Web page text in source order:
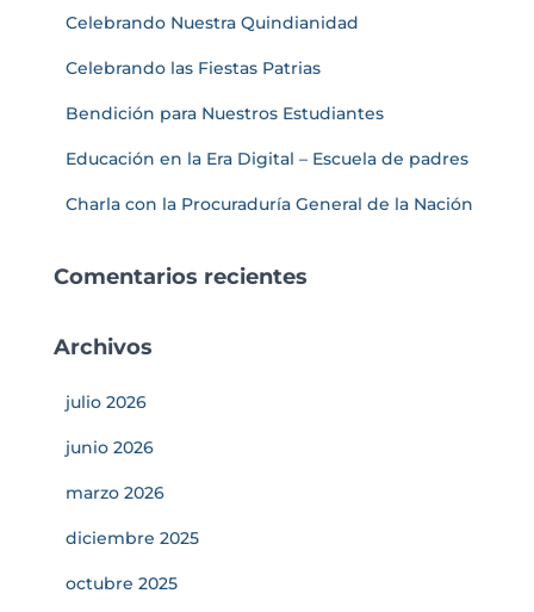
Celebrando Nuestra Quindianidad
Celebrando las Fiestas Patrias
Bendición para Nuestros Estudiantes
Educación en la Era Digital – Escuela de padres
Charla con la Procuraduría General de la Nación
Comentarios recientes
Archivos
julio 2026
junio 2026
marzo 2026
diciembre 2025
octubre 2025